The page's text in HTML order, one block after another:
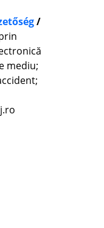
/
mediu;